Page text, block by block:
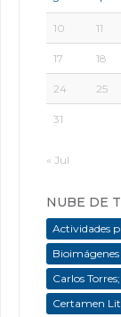
10 11
17 18
24 25
31
« Jul
NUBE DE
Actividades
Bioimágenes
Carlos
Certamen